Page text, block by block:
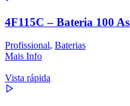
4F115C – Bateria 100
Profissional, Baterias
Mais Info
Vista rápida